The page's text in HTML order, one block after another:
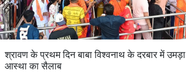
श्रावण के प्रथम दिन बाबा विश्वनाथ के दरबार में उमड़ा
आस्था का सैलाब